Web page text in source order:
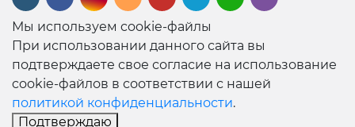
Мы используем cookie-файлы
При использовании данного сайта вы
подтверждаете свое согласие на использование
cookie-файлов в соответствии с нашей
политикой конфиденциальности.
Подтверждаю